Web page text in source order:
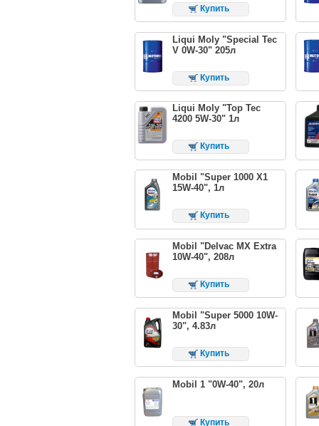
Купить
Liqui Moly "Special Tec
V 0W-30" 205л
Купить
Liqui Moly "Top Tec
4200 5W-30" 1л
Купить
Mobil "Super 1000 X1
15W-40", 1л
Купить
Mobil "Delvac MX Extra
10W-40", 208л
Купить
Mobil "Super 5000 10W-
30", 4.83л
Купить
Mobil 1 "0W-40", 20л
Купить